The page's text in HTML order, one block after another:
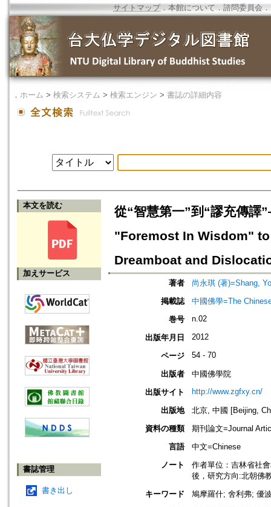
サイトマップ．本館について ． 諮問委員会 ．
． ホーム > 検索システム > 検索エンジン > 書誌の詳細内容
本文を読む
加えサービス
書誌管理
書き出し
從“智慧第一”到“謬充傳
"Foremost In Wisdom"
Dreamboat and
著者
尚永琪 (著)=Shang,
掲載誌
中國佛學=The
巻号
n.02
出版年月日 2012
ページ 54 - 70
出版者
中國佛學院
出版サイト
http://www.zgfxy.cn/
出版地
北京, 中國 [Beijing,
資料の種類
期刊論文=Journal
言語
中文=Chinese
ノート
作者單位：吉林省社
後，研究方向:北朝佛
キーワード
鳩摩羅什; 舍利弗; 優